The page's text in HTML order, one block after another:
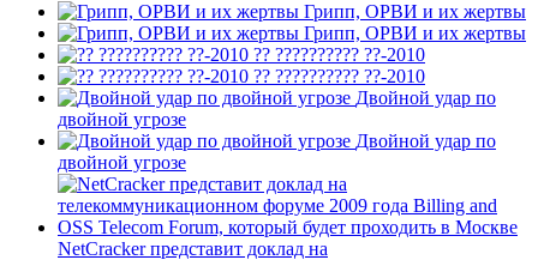
Грипп, ОРВИ и их жертвы
Грипп, ОРВИ и их жертвы
?? ?????????? ??-2010
?? ?????????? ??-2010
Двойной удар по
двойной угрозе
Двойной удар по
двойной угрозе
NetCracker представит доклад на